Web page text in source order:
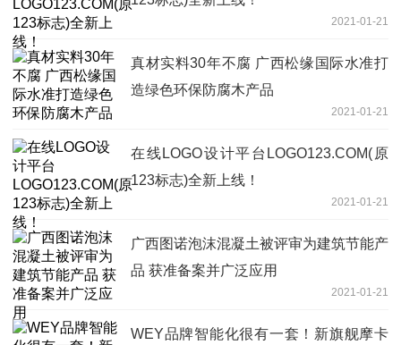
2021-01-21
真材实料30年不腐 广西松缘国际水准打
造绿色环保防腐木产品
2021-01-21
在线LOGO设计平台LOGO123.COM(原
123标志)全新上线！
2021-01-21
广西图诺泡沫混凝土被评审为建筑节能产
品 获准备案并广泛应用
2021-01-21
WEY品牌智能化很有一套！新旗舰摩卡